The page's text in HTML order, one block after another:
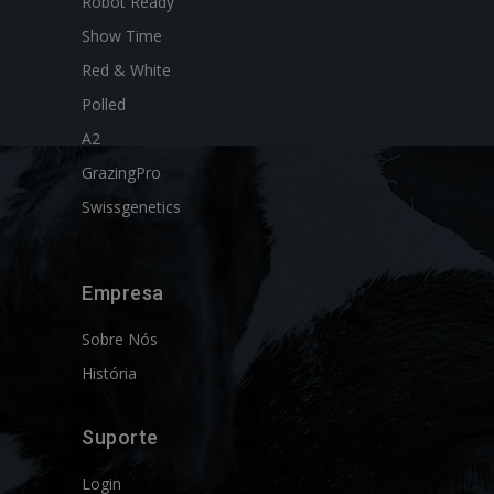
Show Time
Red & White
Polled
A2
GrazingPro
Swissgenetics
Empresa
Sobre Nós
História
Suporte
Login